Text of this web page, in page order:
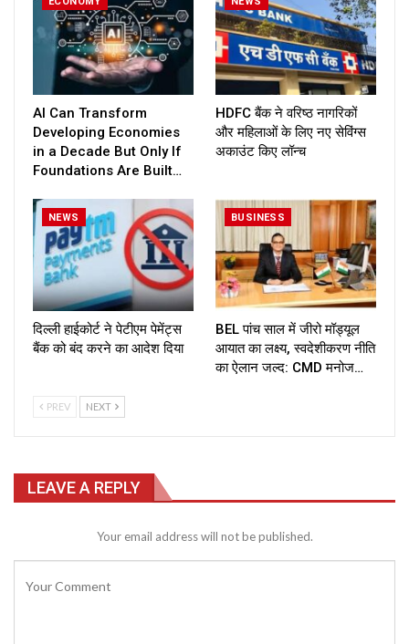
AI Can Transform
Developing Economies
in a Decade But Only If
Foundations Are Built…
HDFC बैंक ने वरिष्ठ नागरिकों
और महिलाओं के लिए नए सेविंग्स
अकाउंट किए लॉन्च
NEWS
दिल्ली हाईकोर्ट ने पेटीएम पेमेंट्स
बैंक को बंद करने का आदेश दिया
BUSINESS
BEL पांच साल में जीरो मॉड्यूल
आयात का लक्ष्य, स्वदेशीकरण नीति
का ऐलान जल्द: CMD मनोज…
PREV NEXT
LEAVE A REPLY
Your email address will not be published.